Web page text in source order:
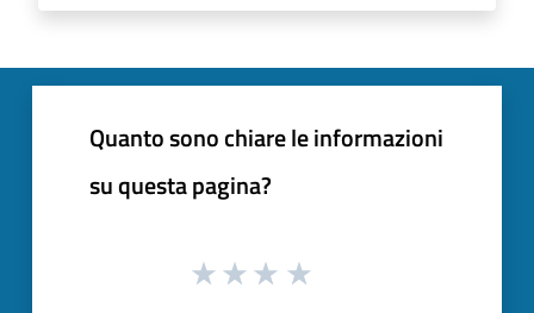
Quanto sono chiare le informazioni
su questa pagina?